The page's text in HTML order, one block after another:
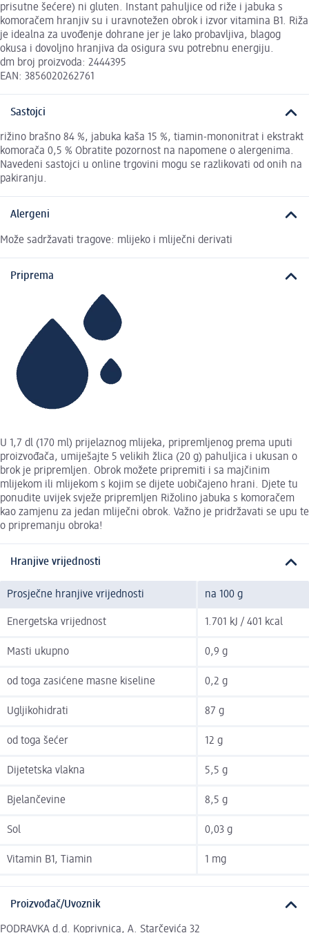
prisutne šećere) ni gluten. Instant pahuljice od riže i jabuka s
komoračem hranjiv su i uravnotežen obrok i izvor vitamina B1. Riža
je idealna za uvođenje dohrane jer je lako probavljiva, blagog
okusa i dovoljno hranjiva da osigura svu potrebnu energiju.
dm broj proizvoda: 2444395
EAN: 3856020262761
Sastojci
rižino brašno 84 %, jabuka kaša 15 %, tiamin-mononitrat i ekstrakt
komorača 0,5 % Obratite pozornost na napomene o alergenima.
Navedeni sastojci u online trgovini mogu se razlikovati od onih na
pakiranju.
Alergeni
Može sadržavati tragove: mlijeko i mliječni derivati
Priprema
U 1,7 dl (170 ml) prijelaznog mlijeka, pripremljenog prema uputi
proizvođača, umiješajte 5 velikih žlica (20 g) pahuljica i ukusan o
brok je pripremljen. Obrok možete pripremiti i sa majčinim
mlijekom ili mlijekom s kojim se dijete uobičajeno hrani. Djete tu
ponudite uvijek svježe pripremljen Rižolino jabuka s komoračem
kao zamjenu za jedan mliječni obrok. Važno je pridržavati se upu te
o pripremanju obroka!
Hranjive vrijednosti
Prosječne hranjive vrijednosti na 100 g
Energetska vrijednost 1.701 kJ / 401 kcal
Masti ukupno 0,9 g
od toga zasićene masne kiseline 0,2 g
Ugljikohidrati 87 g
od toga šećer 12 g
Dijetetska vlakna 5,5 g
Bjelančevine 8,5 g
Sol 0,03 g
Vitamin B1, Tiamin 1 mg
Proizvođač/Uvoznik
PODRAVKA d.d. Koprivnica, A. Starčevića 32